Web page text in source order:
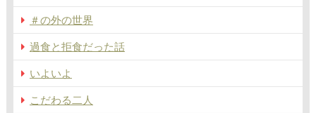
＃の外の世界
過食と拒食だった話
いよいよ
こだわる二人